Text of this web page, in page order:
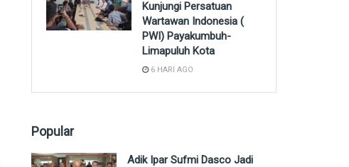
Kunjungi Persatuan
Wartawan Indonesia (
PWI) Payakumbuh-
Limapuluh Kota
6 HARI AGO
Popular
Adik Ipar Sufmi Dasco Jadi